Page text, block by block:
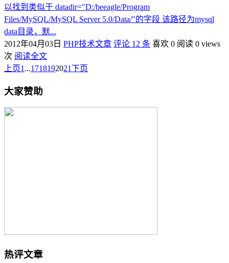
以找到类似于 datadir="D:/beeagle/Program
Files/MySQL/MySQL Server 5.0/Data/"的字段 该路径为mysql
data目录，默...
2012年04月03日 PHP技术文章 评论 12 条 喜欢 0 阅读 0 views
次 阅读全文
上页1...1718192021 下页
大家赞助
热评文章